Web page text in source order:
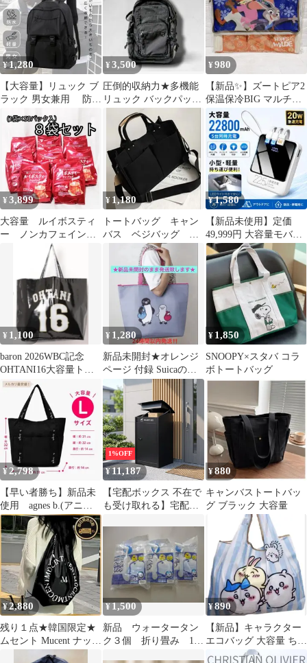
¥1,280
【大容量】リュック ブ
ラック 男女兼用 防
勤・通学バッグ
¥3,500
圧倒的収納力★多機能
リュック バックパック
ポケット多数 ブラック
通勤 通学
¥980
【新品✨】ズートピア2
保温保冷BIG マルチバ
ッグ 大容量 保冷バッグ
B柄
¥3,899
大容量 ルイボスティ
ー ノンカフェイン 1
袋(3g×50P)×８ 計400
¥ 1,180
トートバッグ キャン
バス ベジバッグ エ
コバッグ 2way 仕切
りトートs
¥1,580
【新品未使用】定価
49,999円 大容量モバイ
ルバッテリー
22800mAh
¥ 1,100
baron 2026WBC記念
OHTANI16大容量トー
トバッグ ブラック
¥ 1,280
新品未開封★オレンジ
ページ 付録 Suicaのペ
ンギン Big 保冷トート
バッグ
¥ 1,850
SNOOPY×スタバ コラ
ボトートバッグ
¥2,798
【早い者勝ち】新品未
使用 agnes b.(アニエ
スベー) トートバッ
グ 黒 L
1%OFF
¥11,187
【宅配ボックス 不在で
も受け取れる】宅配ボ
投函 防水防犯 一戸建て
玄関 屋外 大型 盗難防
止 据え置きタイプ ブラ
ック
¥880
キャンバストートバッ
グ ブラック 大容量
¥2,880
残り１点★韓国限定★
ムセント Mucent ナップ
サック デイバック リュ
¥1,500
新品 ウォータータン
ク３個 折り畳み 10
¥890
【新品】キャラクター
エコバッグ 大容量 ちい
かわ ストライプ